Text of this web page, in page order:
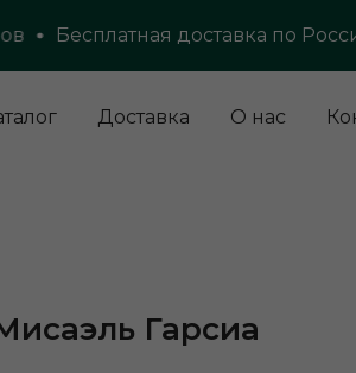
Бесплатная доставка по России
Доставка О нас
Гарсиа